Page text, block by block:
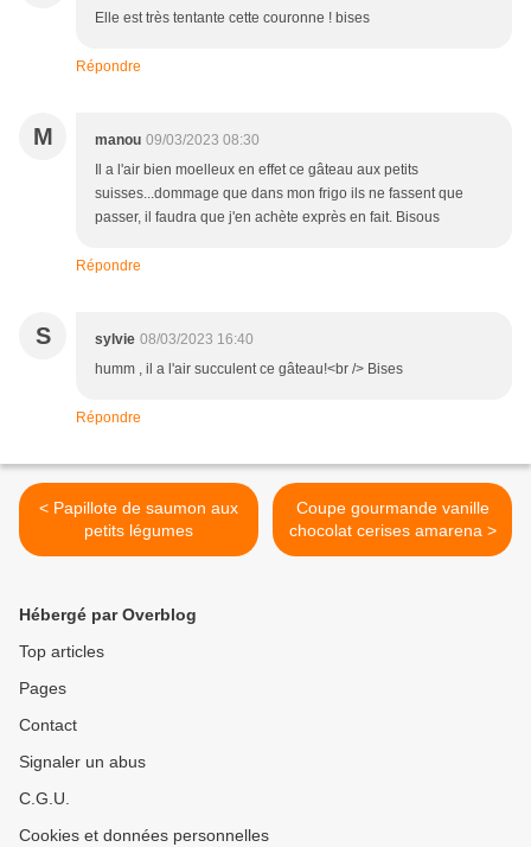
Elle est très tentante cette couronne ! bises
Répondre
M manou 09/03/2023 08:30
Il a l'air bien moelleux en effet ce gâteau aux petits
suisses...dommage que dans mon frigo ils ne fassent que
passer, il faudra que j'en achète exprès en fait. Bisous
Répondre
S sylvie 08/03/2023 16:40
humm , il a l'air succulent ce gâteau!<br /> Bises
Répondre
< Papillote de saumon aux
petits légumes
Coupe gourmande vanille
chocolat cerises amarena >
Hébergé par Overblog
Top articles
Pages
Contact
Signaler un abus
C.G.U.
Cookies et données personnelles